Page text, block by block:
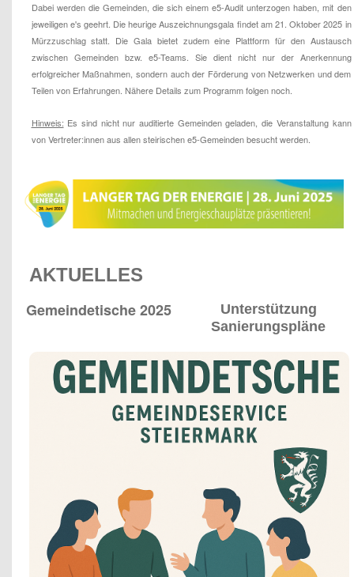
Dabei werden die Gemeinden, die sich einem e5-Audit unterzogen haben, mit den
jeweiligen e's geehrt. Die heurige Auszeichnungsgala findet am 21. Oktober 2025 in
Mürzzuschlag statt. Die Gala bietet zudem eine Plattform für den Austausch
zwischen Gemeinden bzw. e5-Teams. Sie dient nicht nur der Anerkennung
erfolgreicher Maßnahmen, sondern auch der Förderung von Netzwerken und dem
Teilen von Erfahrungen. Nähere Details zum Programm folgen noch.
Hinweis: Es sind nicht nur auditierte Gemeinden geladen, die Veranstaltung kann
von Vertreter:innen aus allen steirischen e5-Gemeinden besucht werden.
AKTUELLES
Gemeindetische 2025
Unterstützung
Sanierungspläne